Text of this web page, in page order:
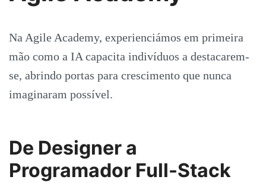
Na Agile Academy, experienciámos em primeira
mão como a IA capacita indivíduos a destacarem-
se, abrindo portas para crescimento que nunca
imaginaram possível.
De Designer a
Programador Full-Stack